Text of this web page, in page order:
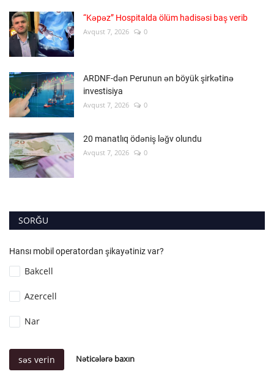
“Kəpəz” Hospitalda ölüm hadisəsi baş verib
Avqust 7, 2026 0
ARDNF-dən Perunun ən böyük şirkətinə
investisiya
Avqust 7, 2026 0
20 manatlıq ödəniş ləğv olundu
Avqust 7, 2026 0
SORĞU
Hansı mobil operatordan şikayətiniz var?
Bakcell
Azercell
Nar
səs verin Nəticələrə baxın